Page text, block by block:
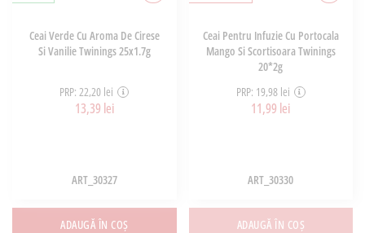
Ceai Verde Cu Aroma De Cirese
Si Vanilie Twinings 25x1.7g
PRP: 22,20 lei
13,39 lei
ART_30327
ADAUGĂ ÎN COȘ
Ceai Pentru Infuzie Cu Portocala
Mango Si Scortisoara Twinings
20*2g
PRP: 19,98 lei
11,99 lei
ART_30330
ADAUGĂ ÎN COȘ